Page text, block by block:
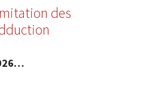
des